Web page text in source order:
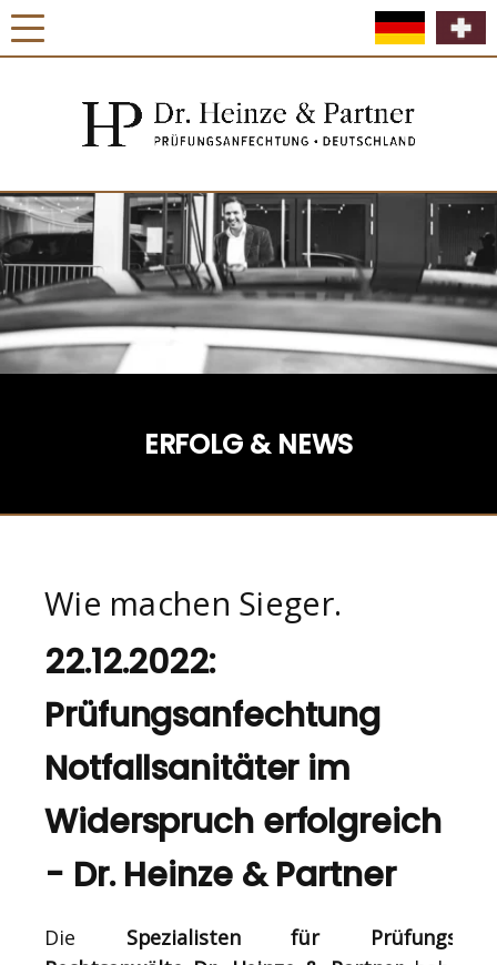
ERFOLG & NEWS
Wie machen Sieger.
22.12.2022:
Prüfungsanfechtung
Notfallsanitäter im
Widerspruch erfolgreich
- Dr. Heinze & Partner
Die Spezialisten für